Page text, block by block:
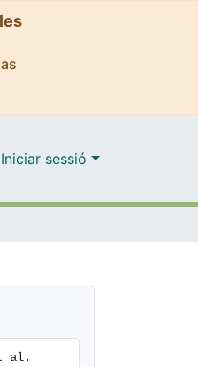
Iniciar sessió
al.